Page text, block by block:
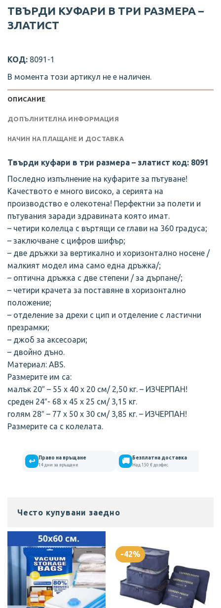
ТВЪРДИ КУФАРИ В ТРИ РАЗМЕРА –
ЗЛАТИСТ
КОД: 8091-1
В момента този артикул не е наличен.
ОПИСАНИЕ
ДОПЪЛНИТЕЛНА ИНФОРМАЦИЯ
НАЧИН НА ПЛАЩАНЕ И ДОСТАВКА
Твърди куфари в три размера – златист код: 8091
Последно изпълнение на куфарите за пътуване!
Качеството е много високо, а серията на
производство е олекотена! Перфектни за полети и
пътувания заради здравината която имат.
– четири колелца с въртящи се глави нa 360 градуса;
– заключване с цифров шифър;
– две дръжки за вертикално и хоризонтално носене /
малкият модел има само една дръжка/;
– оптична дръжка с две степени / за дърпане/;
– четири крачета за поставяне в хоризонтално
положение;
– отделение за дрехи с цип и отделение с ластични
презрамки;
– джоб за аксесоари;
– двойно дъно.
Материал: ABS.
Размерите им са:
малък 20″ – 55 х 40 х 20 см/ 2,50 кг. – ИЗЧЕРПАН!
среден 24″- 68 х 45 х 25 см/ 3,15 кг.
голям 28″ – 77 х 50 х 30 см/ 3,85 кг. – ИЗЧЕРПАН!
Размерите са с колелата.
↩ Право на връщане
14 дни за връщане 🚚 Безплатна доставка
Над 150 € до офис
Често купувани заедно
-42%